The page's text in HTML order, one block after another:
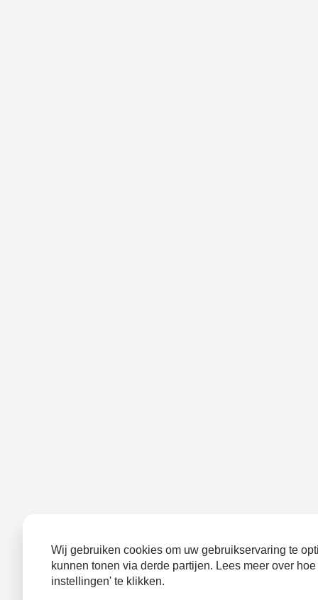
Wij gebruiken cookies om uw gebruikservaring te
kunnen tonen via derde partijen. Lees meer over
instellingen' te klikken.